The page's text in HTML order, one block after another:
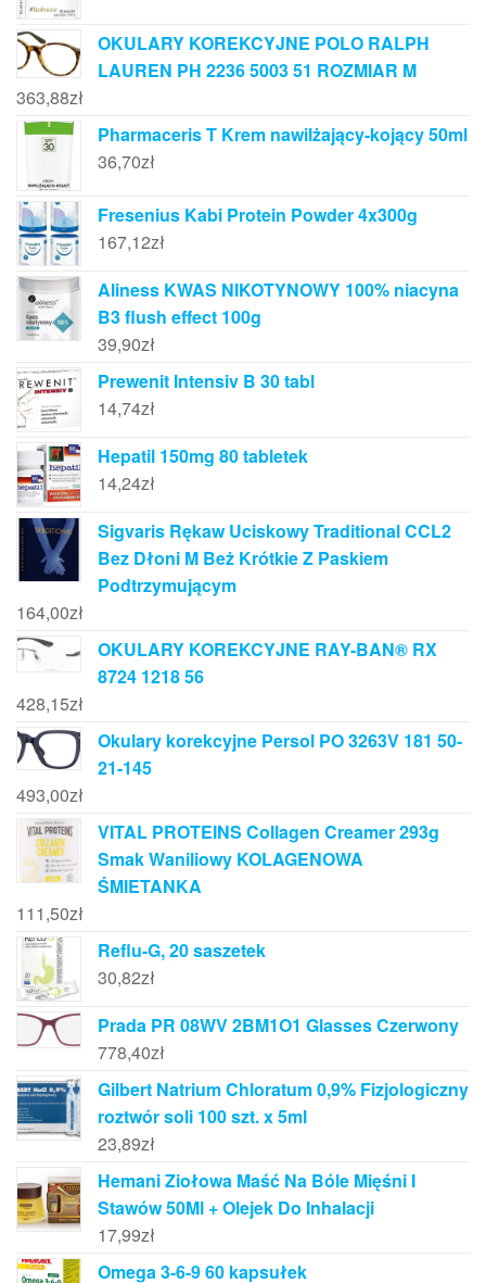
OKULARY KOREKCYJNE POLO RALPH
LAUREN PH 2236 5003 51 ROZMIAR M
363,88zł
Pharmaceris T Krem nawilżający-kojący 50ml
36,70zł
Fresenius Kabi Protein Powder 4x300g
167,12zł
Aliness KWAS NIKOTYNOWY 100% niacyna
B3 flush effect 100g
39,90zł
Prewenit Intensiv B 30 tabl
14,74zł
Hepatil 150mg 80 tabletek
14,24zł
Sigvaris Rękaw Uciskowy Traditional CCL2
Bez Dłoni M Beż Krótkie Z Paskiem
Podtrzymującym
164,00zł
OKULARY KOREKCYJNE RAY-BAN® RX
8724 1218 56
428,15zł
Okulary korekcyjne Persol PO 3263V 181 50-
21-145
493,00zł
VITAL PROTEINS Collagen Creamer 293g
Smak Waniliowy KOLAGENOWA
ŚMIETANKA
111,50zł
Reflu-G, 20 saszetek
30,82zł
Prada PR 08WV 2BM1O1 Glasses Czerwony
778,40zł
Gilbert Natrium Chloratum 0,9% Fizjologiczny
roztwór soli 100 szt. x 5ml
23,89zł
Hemani Ziołowa Maść Na Bóle Mięśni I
Stawów 50Ml + Olejek Do Inhalacji
17,99zł
Omega 3-6-9 60 kapsułek